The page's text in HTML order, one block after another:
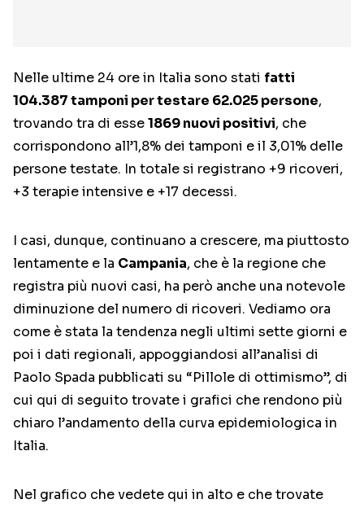
Nelle ultime 24 ore in Italia sono stati fatti
104.387 tamponi per testare 62.025 persone,
trovando tra di esse1869 nuovi positivi, che
corrispondono all’1,8% dei tamponi e il 3,01% delle
persone testate. In totale si registrano +9 ricoveri,
+3 terapie intensive e +17 decessi.
I casi, dunque, continuano a crescere, ma piuttosto
lentamente e la Campania, che è la regione che
registra più nuovi casi, ha però anche una notevole
diminuzione del numero di ricoveri. Vediamo ora
come è stata la tendenza negli ultimi sette giorni e
poi i dati regionali, appoggiandosi all’analisi di
Paolo Spada pubblicati su “Pillole di ottimismo”, di
cui qui di seguito trovate i grafici che rendono più
chiaro l’andamento della curva epidemiologica in
Italia.
Nel grafico che vedete qui in alto e che trovate